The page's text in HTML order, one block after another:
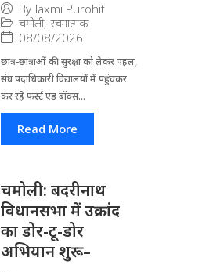
By laxmi Purohit
चमोली, रचनात्मक
08/08/2026
छात्र-छात्राओं की सुरक्षा को लेकर पहल,
संघ पदाधिकारी विद्यालयों में पहुंचकर
कर रहे फर्स्ट एड बॉक्स...
Read More
चमोली: बदरीनाथ
विधानसभा में उक्रांद
का डोर-टू-डोर
अभियान शुरू–